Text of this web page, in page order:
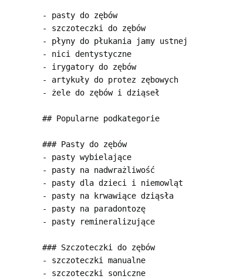
- pasty do zębów
- szczoteczki do zębów
- płyny do płukania jamy ustnej
- nici dentystyczne
- irygatory do zębów
- artykuły do protez zębowych
- żele do zębów i dziąseł
## Popularne podkategorie
### Pasty do zębów
- pasty wybielające
- pasty na nadwrażliwość
- pasty dla dzieci i niemowląt
- pasty na krwawiące dziąsła
- pasty na paradontozę
- pasty remineralizujące
### Szczoteczki do zębów
- szczoteczki manualne
- szczoteczki soniczne